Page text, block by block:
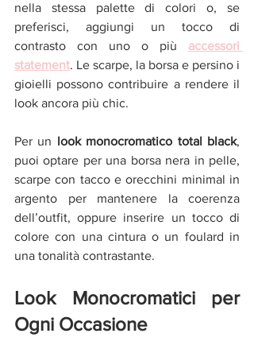
nella stessa palette di colori o, se
preferisci, aggiungi un tocco di
contrasto con uno o più accessori
statement. Le scarpe, la borsa e persino i
gioielli possono contribuire a rendere il
look ancora più chic.
Per un look monocromatico total black,
puoi optare per una borsa nera in pelle,
scarpe con tacco e orecchini minimal in
argento per mantenere la coerenza
dell’outfit, oppure inserire un tocco di
colore con una cintura o un foulard in
una tonalità contrastante.
Look Monocromatici per
Ogni Occasione